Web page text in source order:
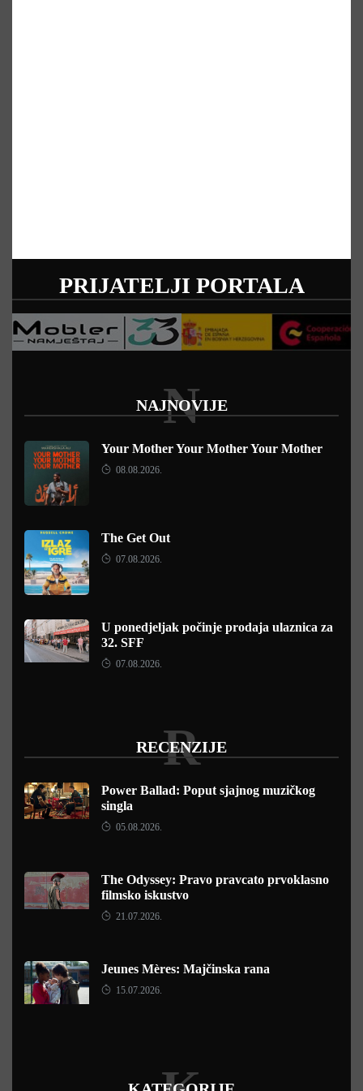
PRIJATELJI PORTALA
NAJNOVIJE
N
Your Mother Your Mother Your Mother
08.08.2026.
The Get Out
07.08.2026.
U ponedjeljak počinje prodaja ulaznica za
32. SFF
07.08.2026.
RECENZIJE
R
Power Ballad: Poput sjajnog muzičkog
singla
05.08.2026.
The Odyssey: Pravo pravcato prvoklasno
filmsko iskustvo
21.07.2026.
Jeunes Mères: Majčinska rana
15.07.2026.